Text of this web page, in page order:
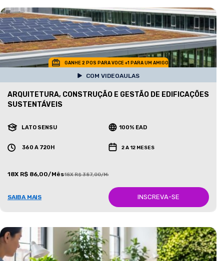
GANHE 2 POS PARA VOCE +1 PARA UM AMIGO
COM VIDEOAULAS
ARQUITETURA, CONSTRUÇÃO E GESTÃO DE EDIFICAÇÕES
SUSTENTÁVEIS
LATO SENSU 100% EAD
360 A 720H 2 A 12 MESES
18X R$ 86,00/Mês18X R$ 387,00/Mês
SAIBA MAIS INSCREVA-SE